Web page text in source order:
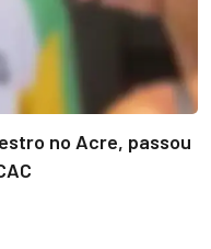
no Acre, passou